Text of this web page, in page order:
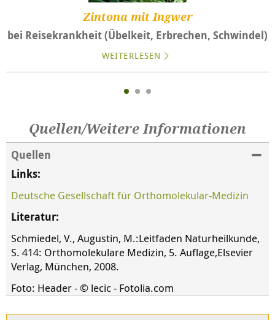
Zintona mit Ingwer
bei Reisekrankheit (Übelkeit, Erbrechen, Schwindel)
WEITERLESEN
Quellen/Weitere Informationen
Quellen
Links:
Deutsche Gesellschaft für Orthomolekular-Medizin
Literatur:
Schmiedel, V., Augustin, M.:Leitfaden Naturheilkunde,
S. 414: Orthomolekulare Medizin, 5. Auflage,Elsevier
Verlag, München, 2008.
Foto: Header - © lecic - Fotolia.com